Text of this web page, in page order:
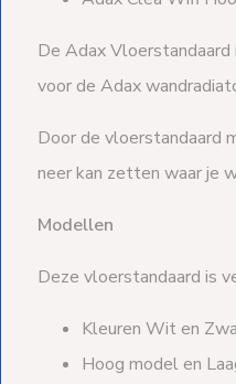
De Adax
voor de Adax
Door de vloerstandaard
neer kan zetten waar je
Modellen
Deze vloerstandaard is
Kleuren Wit en
Hoog model en